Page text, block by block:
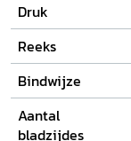
Druk
Reeks
Bindwijze
Aantal
bladzijdes